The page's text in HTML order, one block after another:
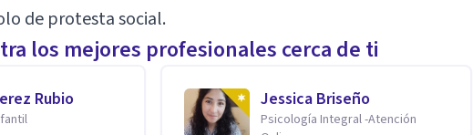
de protesta social.
los mejores profesionales cerca de ti
Rubio Jessica Briseño
Psicología Integral -Atención